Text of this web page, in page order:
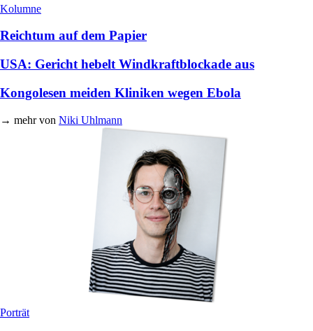
Kolumne
Reichtum auf dem Papier
USA: Gericht hebelt Windkraftblockade aus
Kongolesen meiden Kliniken wegen Ebola
→ mehr von Niki Uhlmann
Porträt